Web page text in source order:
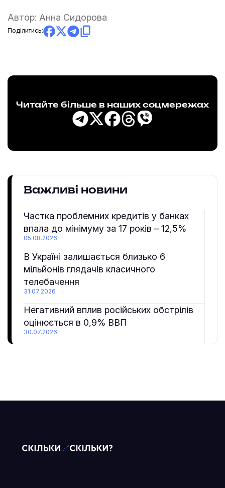
Автор: Анна Сидорова
Поділитись:
Читайте більше в наших соцмережах
Важливі новини
Частка проблемних кредитів у банках
впала до мінімуму за 17 років – 12,5%
05.08.2026
В Україні залишається близько 6
мільйонів глядачів класичного
телебачення
31.07.2026
Негативний вплив російських обстрілів
оцінюється в 0,9% ВВП
30.07.2026